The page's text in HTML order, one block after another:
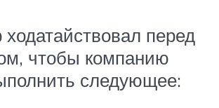
перед
чтобы компанию
следующее: